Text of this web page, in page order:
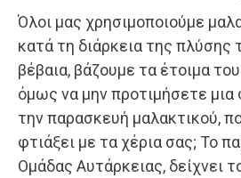
Όλοι μας χρησιμοποιούμε
κατά τη διάρκεια της πλύσης
βέβαια, βάζουμε τα έτοιμα
όμως να μην προτιμήσετε μια
την παρασκευή μαλακτικού,
φτιάξει με τα χέρια σας; Το
Ομάδας Αυτάρκειας, δείχνει